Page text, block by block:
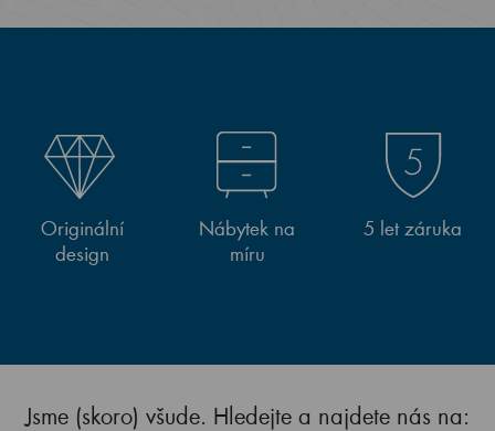
Originální
design
Nábytek na
míru
5 let záruka
Jsme (skoro) všude. Hledejte a najdete nás na: